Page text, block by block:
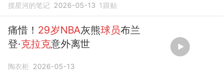
揽星河的笔记 2026-05-13 1 跟贴
痛惜！ 29岁NBA灰熊球员布兰
登·克拉克意外离世
陶衣柜 2026-05-13